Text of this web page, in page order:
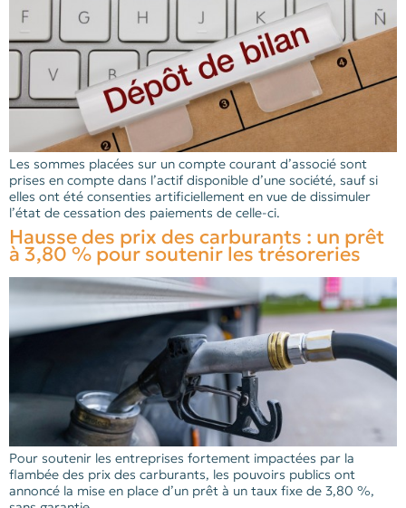
Les sommes placées sur un compte courant d’associé sont
prises en compte dans l’actif disponible d’une société, sauf si
elles ont été consenties artificiellement en vue de dissimuler
l’état de cessation des paiements de celle-ci.
Hausse des prix des carburants : un prêt
à 3,80 % pour soutenir les trésoreries
Pour soutenir les entreprises fortement impactées par la
flambée des prix des carburants, les pouvoirs publics ont
annoncé la mise en place d’un prêt à un taux fixe de 3,80 %,